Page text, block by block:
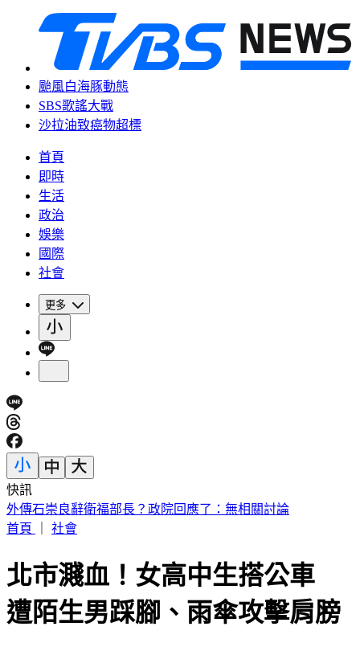
颱風白海豚動態
SBS歌謠大戰
沙拉油致癌物超標
首頁
即時
生活
政治
娛樂
國際
社會
更多
快訊
處置股新制上路！台股6檔10日「關禁閉」 均2分鐘撮合、
8/14出關
北市濺血！女高中生搭公車
遭陌生男踩腳、雨傘攻擊肩膀